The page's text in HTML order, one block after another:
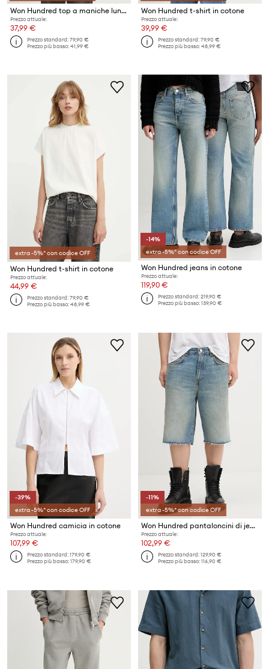
Won Hundred top a maniche lunghe in cotone
Prezzo attuale:
37,99 €
Prezzo standard:79,90 €
Prezzo più basso:41,99 €
Won Hundred t-shirt in cotone
Prezzo attuale:
39,99 €
Prezzo standard:79,90 €
Prezzo più basso:48,99 €
extra -5%* con codice OFF
Won Hundred t-shirt in cotone
Prezzo attuale:
44,99 €
Prezzo standard:79,90 €
Prezzo più basso:48,99 €
-14%
extra -5%* con codice OFF
Won Hundred jeans in cotone
Prezzo attuale:
119,90 €
Prezzo standard:219,90 €
Prezzo più basso:139,90 €
-39%
extra -5%* con codice OFF
Won Hundred camicia in cotone
Prezzo attuale:
107,99 €
Prezzo standard:179,90 €
Prezzo più basso:179,90 €
-11%
extra -5%* con codice OFF
Won Hundred pantaloncini di jeans
Prezzo attuale:
102,99 €
Prezzo standard:129,90 €
Prezzo più basso:116,90 €